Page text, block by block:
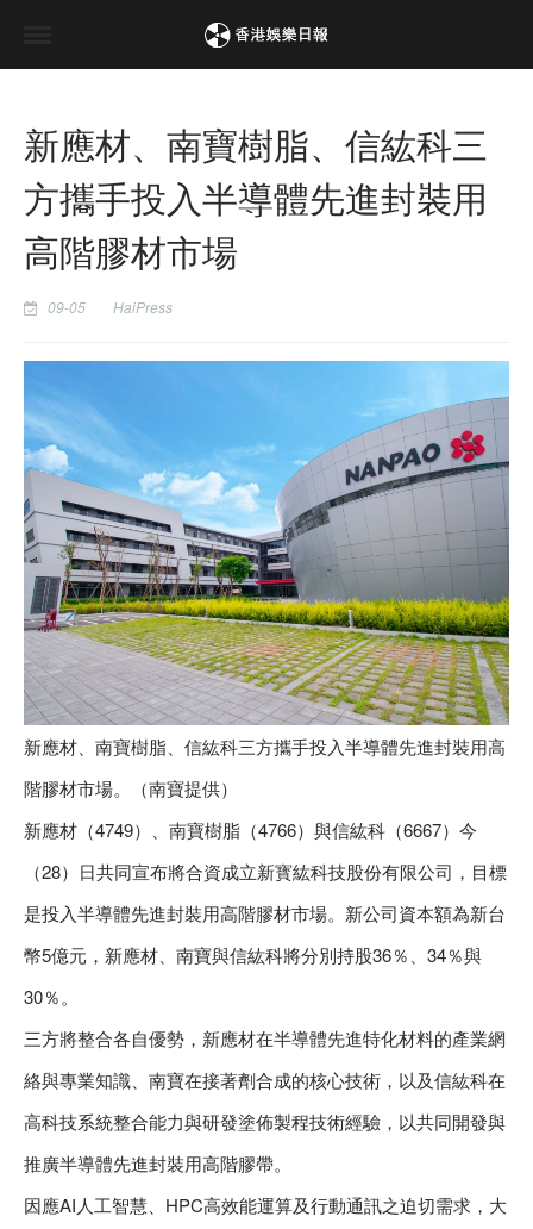
新應材、南寶樹脂、信紘科三
方攜手投入半導體先進封裝用
高階膠材市場
09-05 HaiPress
新應材、南寶樹脂、信紘科三方攜手投入半導體先進封裝用高
階膠材市場。（南寶提供）
新應材（4749）、南寶樹脂（4766）與信紘科（6667）今
（28）日共同宣布將合資成立新寳紘科技股份有限公司，目標
是投入半導體先進封裝用高階膠材市場。新公司資本額為新台
幣5億元，新應材、南寶與信紘科將分別持股36％、34％與
30％。
三方將整合各自優勢，新應材在半導體先進特化材料的產業網
絡與專業知識、南寶在接著劑合成的核心技術，以及信紘科在
高科技系統整合能力與研發塗佈製程技術經驗，以共同開發與
推廣半導體先進封裝用高階膠帶。
因應AI人工智慧、HPC高效能運算及行動通訊之迫切需求，大